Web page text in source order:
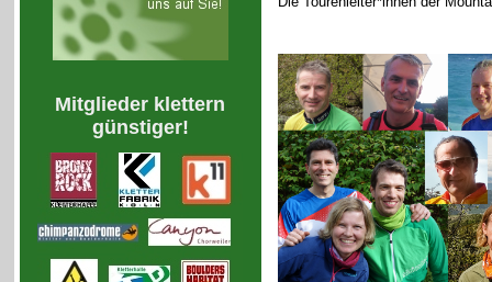
Mitglieder klettern
günstiger!